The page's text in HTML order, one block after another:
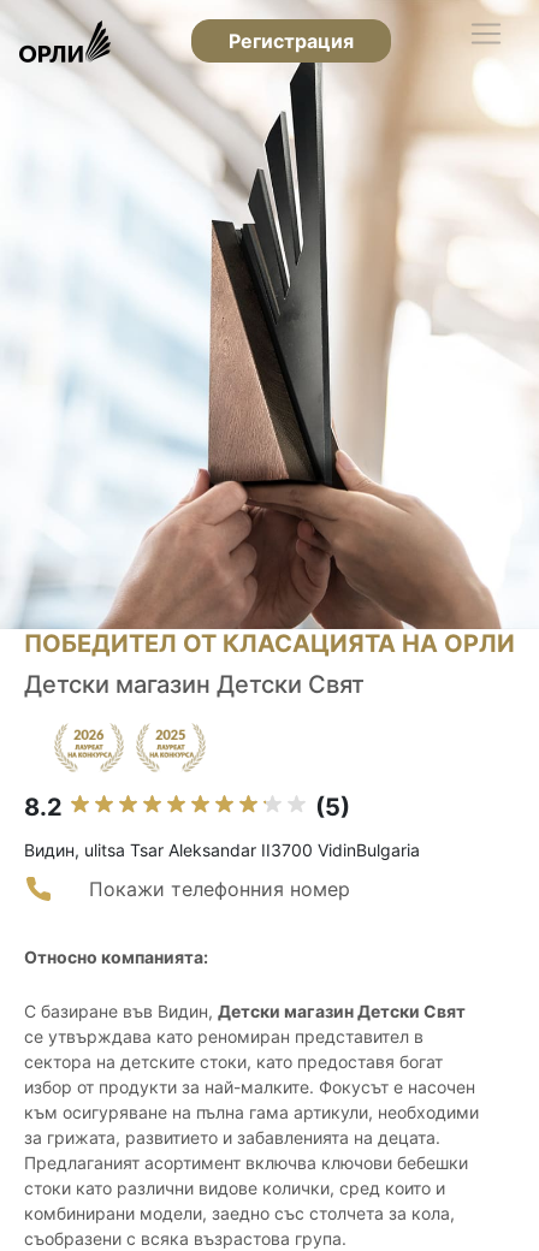
Регистрация
ПОБЕДИТЕЛ ОТ КЛАСАЦИЯТА НА ОРЛИ
Детски магазин Детски Свят
8.2 (5)
Видин, ulitsa Tsar Aleksandar II3700 VidinBulgaria
Покажи телефонния номер
Относно компанията:
С базиране във Видин, Детски магазин Детски Свят
се утвърждава като реномиран представител в
сектора на детските стоки, като предоставя богат
избор от продукти за най-малките. Фокусът е насочен
към осигуряване на пълна гама артикули, необходими
за грижата, развитието и забавленията на децата.
Предлаганият асортимент включва ключови бебешки
стоки като различни видове колички, сред които и
комбинирани модели, заедно със столчета за кола,
съобразени с всяка възрастова група.